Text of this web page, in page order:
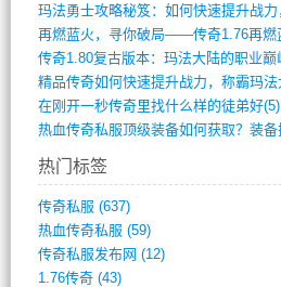
在刚开一秒传奇里找什么样的徒弟好(5)
热门标签
传奇私服 (637)
热血传奇私服 (59)
传奇私服发布网 (12)
1.76传奇(43)